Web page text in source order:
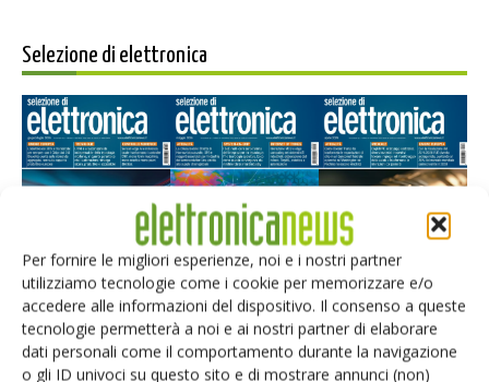
Per fornire le migliori esperienze, noi e i nostri partner
utilizziamo tecnologie come i cookie per memorizzare e/o
accedere alle informazioni del dispositivo. Il consenso a queste
tecnologie permetterà a noi e ai nostri partner di elaborare
dati personali come il comportamento durante la navigazione
o gli ID univoci su questo sito e di mostrare annunci (non)
Selezione di elettronica
Edicola web
PCB Magazine